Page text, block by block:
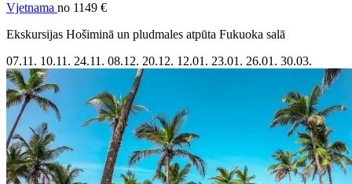
Vjetnama no 1149 €
Ekskursijas Hošiminā un pludmales atpūta Fukuoka salā
07.11. 10.11. 24.11. 08.12. 20.12. 12.01. 23.01. 26.01. 30.03.